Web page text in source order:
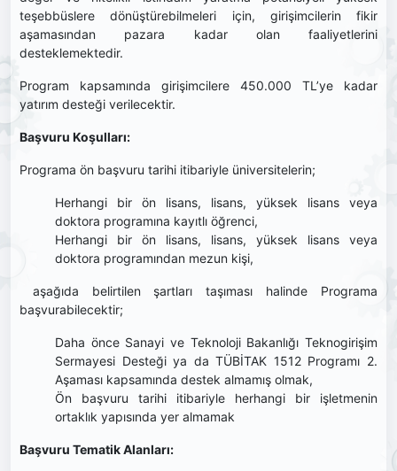
teşebbüslere dönüştürebilmeleri için, girişimcilerin fikir
aşamasından pazara kadar olan faaliyetlerini
desteklemektedir.
Program kapsamında girişimcilere 450.000 TL’ye kadar
yatırım desteği verilecektir.
Başvuru Koşulları:
Programa ön başvuru tarihi itibariyle üniversitelerin;
Herhangi bir ön lisans, lisans, yüksek lisans veya
doktora programına kayıtlı öğrenci,
Herhangi bir ön lisans, lisans, yüksek lisans veya
doktora programından mezun kişi,
aşağıda belirtilen şartları taşıması halinde Programa
başvurabilecektir;
Daha önce Sanayi ve Teknoloji Bakanlığı Teknogirişim
Sermayesi Desteği ya da TÜBİTAK 1512 Programı 2.
Aşaması kapsamında destek almamış olmak,
Ön başvuru tarihi itibariyle herhangi bir işletmenin
ortaklık yapısında yer almamak
Başvuru Tematik Alanları: